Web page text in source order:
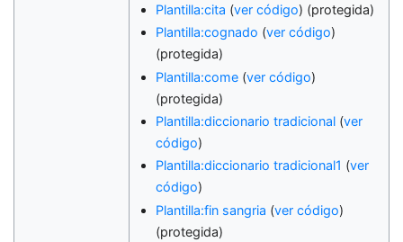
Plantilla:cita (ver código) (protegida)
Plantilla:cognado (ver código)
(protegida)
Plantilla:come(ver código)
(protegida)
Plantilla:diccionario tradicional(ver
código)
Plantilla:diccionario tradicional1 (ver
código)
Plantilla:fin sangria (ver código)
(protegida)